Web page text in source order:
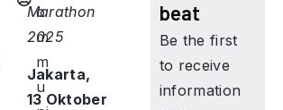
o
m
m
u
Marathon
2025
Jakarta,
13 Oktober
beat
Be the first
to receive
information